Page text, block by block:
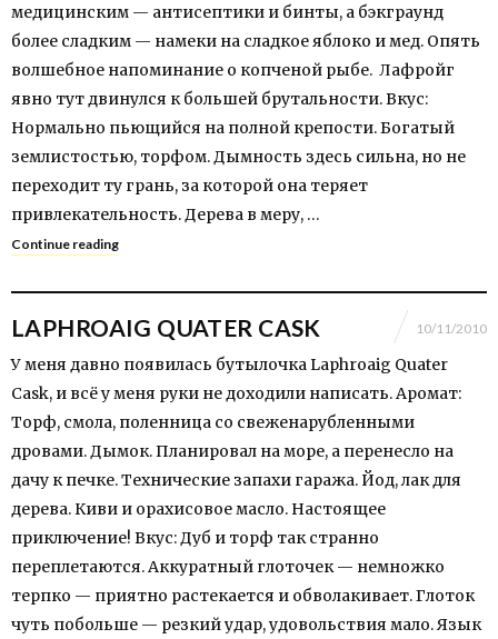
медицинским — антисептики и бинты, а бэкграунд
более сладким — намеки на сладкое яблоко и мед. Опять
волшебное напоминание о копченой рыбе. Лафройг
явно тут двинулся к большей брутальности. Вкус:
Нормально пьющийся на полной крепости. Богатый
землистостью, торфом. Дымность здесь сильна, но не
переходит ту грань, за которой она теряет
привлекательность. Дерева в меру, …
Continue reading
LAPHROAIG QUATER CASK 10/11/2010
У меня давно появилась бутылочка Laphroaig Quater
Cask, и всё у меня руки не доходили написать. Аромат:
Торф, смола, поленница со свеженарубленными
дровами. Дымок. Планировал на море, а перенесло на
дачу к печке. Технические запахи гаража. Йод, лак для
дерева. Киви и орахисовое масло. Настоящее
приключение! Вкус: Дуб и торф так странно
переплетаются. Аккуратный глоточек — немножко
терпко — приятно растекается и обволакивает. Глоток
чуть побольше — резкий удар, удовольствия мало. Язык